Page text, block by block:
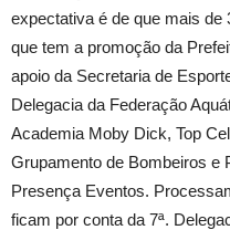
expectativa é de que mais de
que tem a promoção da
apoio da Secretaria de
Delegacia da Federação
Academia Moby Dick, Top
Grupamento de Bombeiros e
Presença Eventos.
ficam por conta da 7ª.